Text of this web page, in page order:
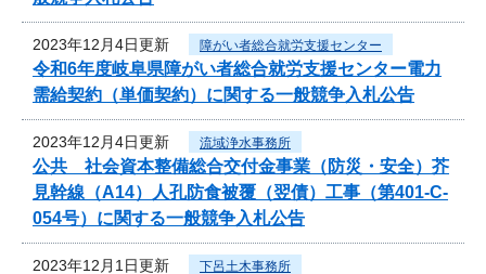
2023年12月4日更新 障がい者総合就労支援センター
令和6年度岐阜県障がい者総合就労支援センター電力
需給契約（単価契約）に関する一般競争入札公告
2023年12月4日更新 流域浄水事務所
公共 社会資本整備総合交付金事業（防災・安全）芥
見幹線（A14）人孔防食被覆（翌債）工事（第401-C-
054号）に関する一般競争入札公告
2023年12月1日更新 下呂土木事務所